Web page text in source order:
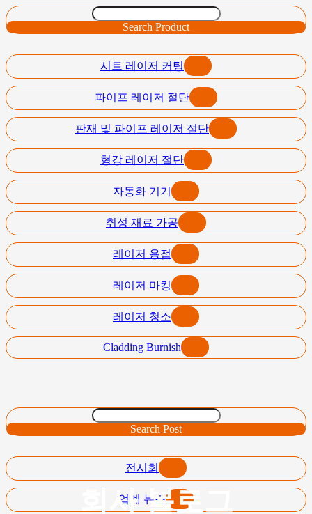
Search Product
시트 레이저 커팅
파이프 레이저 절단
판재 및 파이프 레이저 절단
형강 레이저 절단
자동화 기기
취성 재료 가공
레이저 용접
레이저 마킹
레이저 청소
Cladding Burnish
Search Post
전시회
업계 뉴스
회사 블로그